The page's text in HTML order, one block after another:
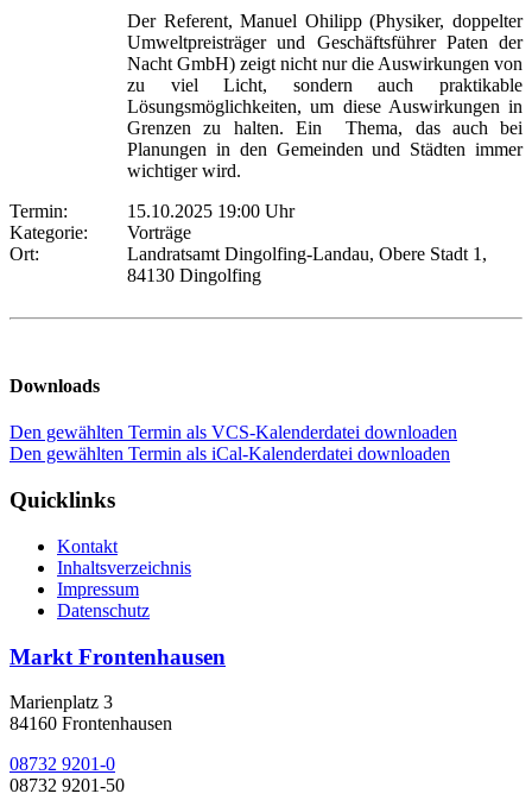
Der Referent, Manuel Ohilipp (Physiker, doppelter
Umweltpreisträger und Geschäftsführer Paten der
Nacht GmbH) zeigt nicht nur die Auswirkungen von
zu viel Licht, sondern auch praktikable
Lösungsmöglichkeiten, um diese Auswirkungen in
Grenzen zu halten. Ein Thema, das auch bei
Planungen in den Gemeinden und Städten immer
wichtiger wird.
Termin:
15.10.2025 19:00 Uhr
Kategorie:
Vorträge
Ort:
Landratsamt Dingolfing-Landau, Obere Stadt 1,
84130 Dingolfing
Downloads
Den gewählten Termin als VCS-Kalenderdatei downloaden
Den gewählten Termin als iCal-Kalenderdatei downloaden
Quicklinks
Kontakt
Inhaltsverzeichnis
Impressum
Datenschutz
Markt Frontenhausen
Marienplatz 3
84160 Frontenhausen
08732 9201-0
08732 9201-50